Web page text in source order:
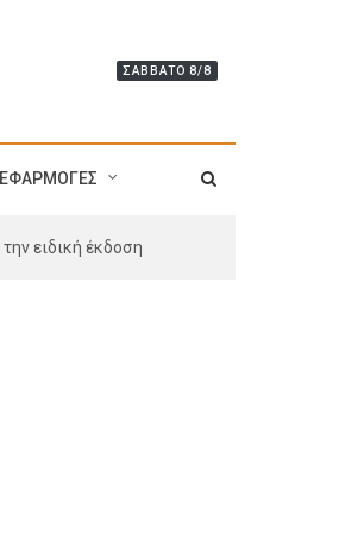
ΣΆΒΒΑΤΟ 8/8
ΕΦΑΡΜΟΓΕΣ
την ειδική έκδοση